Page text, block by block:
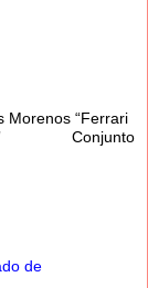
Morenos “Ferrari
” Conjunto
de